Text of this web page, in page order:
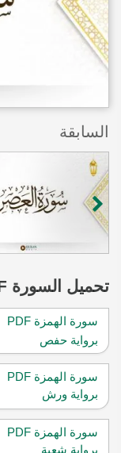
السابقة
تحميل السورة PDF
سورة الهمزة PDF
برواية حفص
سورة الهمزة PDF
برواية ورش
سورة الهمزة PDF
برواية شعبة